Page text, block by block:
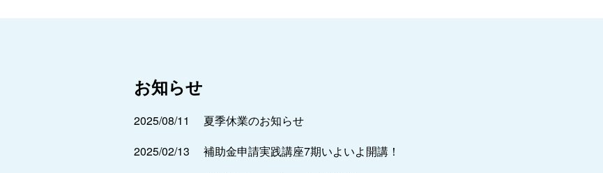
お知らせ
2025/08/11
夏季休業のお知らせ
2025/02/13
補助金申請実践講座7期いよいよ開講！